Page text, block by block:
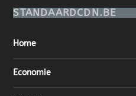
STANDAARDCDN.BE
Home
Economie